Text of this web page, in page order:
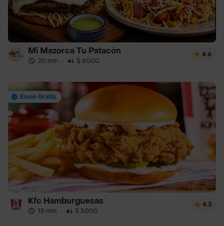
Mi Mazorca Tu Patacón
20 min · $ 6000
4.6
Envío Gratis
Kfc Hamburguesas
15 min · $ 5000
4.3